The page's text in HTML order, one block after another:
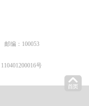
邮编：100053
号